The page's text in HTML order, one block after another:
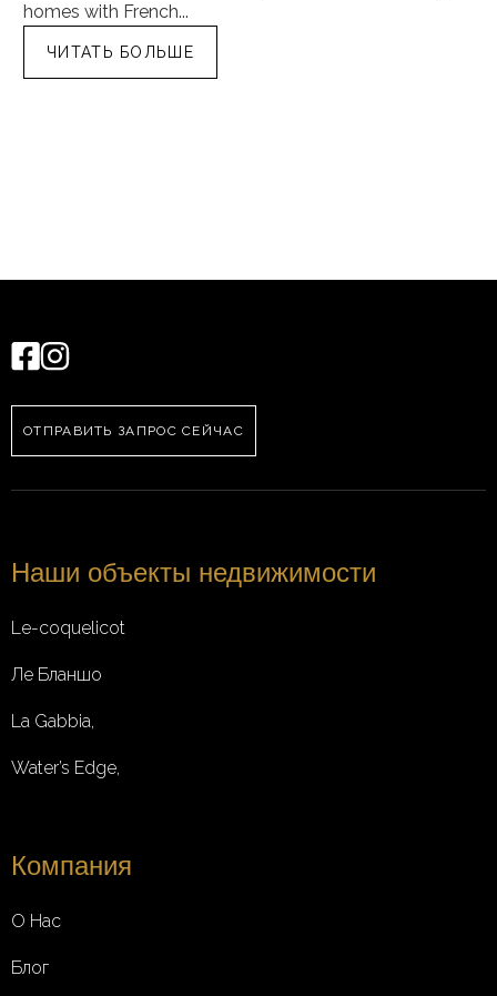
homes with French...
ЧИТАТЬ БОЛЬШЕ
ОТПРАВИТЬ ЗАПРОС СЕЙЧАС
Наши объекты недвижимости
Le-coquelicot
Ле Бланшо
La Gabbia,
Water’s Edge,
Компания
О Нас
Блог